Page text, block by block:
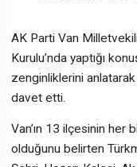
AK Parti Van
Kurulu’nda yaptığı
zenginliklerini
davet etti.
Van’ın 13 ilçesinin her
olduğunu belirten